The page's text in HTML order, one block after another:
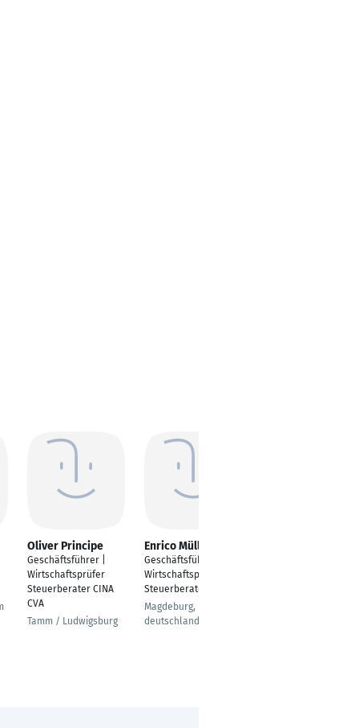
Oliver Principe
Geschäftsführer |
Wirtschaftsprüfer
Steuerberater CINA
CVA
Tamm / Ludwigsburg
Enrico Müller
Geschäftsführer /
Wirtschaftsprüfer /
Steuerberater
Magdeburg,
deutschlandweit